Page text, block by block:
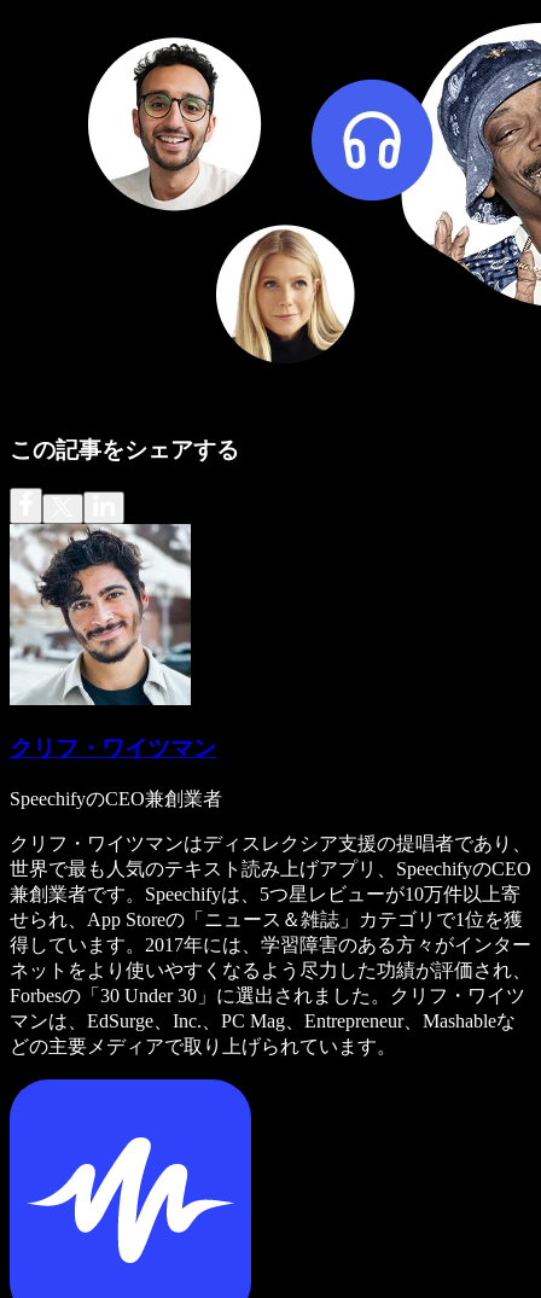
この記事をシェアする
クリフ・ワイツマン
SpeechifyのCEO兼創業者
クリフ・ワイツマンはディスレクシア支援の提唱者であり、
世界で最も人気のテキスト読み上げアプリ、SpeechifyのCEO
兼創業者です。Speechifyは、5つ星レビューが10万件以上寄
せられ、App Storeの「ニュース＆雑誌」カテゴリで1位を獲
得しています。2017年には、学習障害のある方々がインター
ネットをより使いやすくなるよう尽力した功績が評価され、
Forbesの「30 Under 30」に選出されました。クリフ・ワイツ
マンは、EdSurge、Inc.、PC Mag、Entrepreneur、Mashableな
どの主要メディアで取り上げられています。